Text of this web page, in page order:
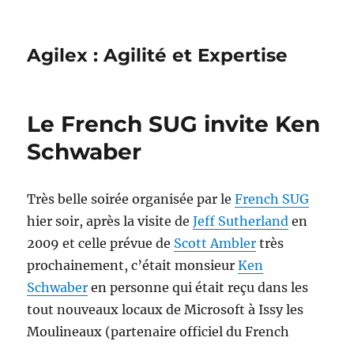
Agilex : Agilité et Expertise
Le French SUG invite Ken
Schwaber
Très belle soirée organisée par leFrench SUG
hier soir, après la visite deJeff Sutherland en
2009 et celle prévue de Scott Ambler très
prochainement, c’était monsieurKen
Schwaber en personne qui était reçu dans les
tout nouveaux locaux de Microsoft à Issy les
Moulineaux (partenaire officiel du French